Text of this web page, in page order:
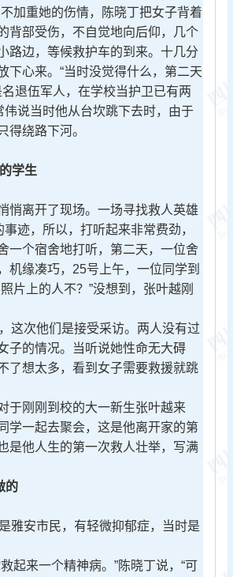
加重她的伤情，陈晓丁把女子背着
背部受伤，不自觉地向后仰，几个
路边，等候救护车的到来。十几分
下心来。“当时没觉得什么，第二天
退伍军人，在学校当护卫已有两
伟说当时他从台坎跳下去时，由于
得绕路下河。
学生
离开了现场。一场寻找救人英雄
迹，所以，打听起来非常费劲，
一个宿舍地打听，第二天，一位舍
机缘凑巧，25号上午，一位同学到
片上的人不？”没想到，张叶越刚
次他们是接受采访。两人没有过
子的情况。当听说她性命无大碍
了想太多，看到女子需要救援就跳
刚刚到校的大一新生张叶越来
学一起去聚会，这是他离开家的第
是他人生的第一次救人壮举，写满
的
安市民，有轻微抑郁症，当时是
来一个精神病。”陈晓丁说，“可